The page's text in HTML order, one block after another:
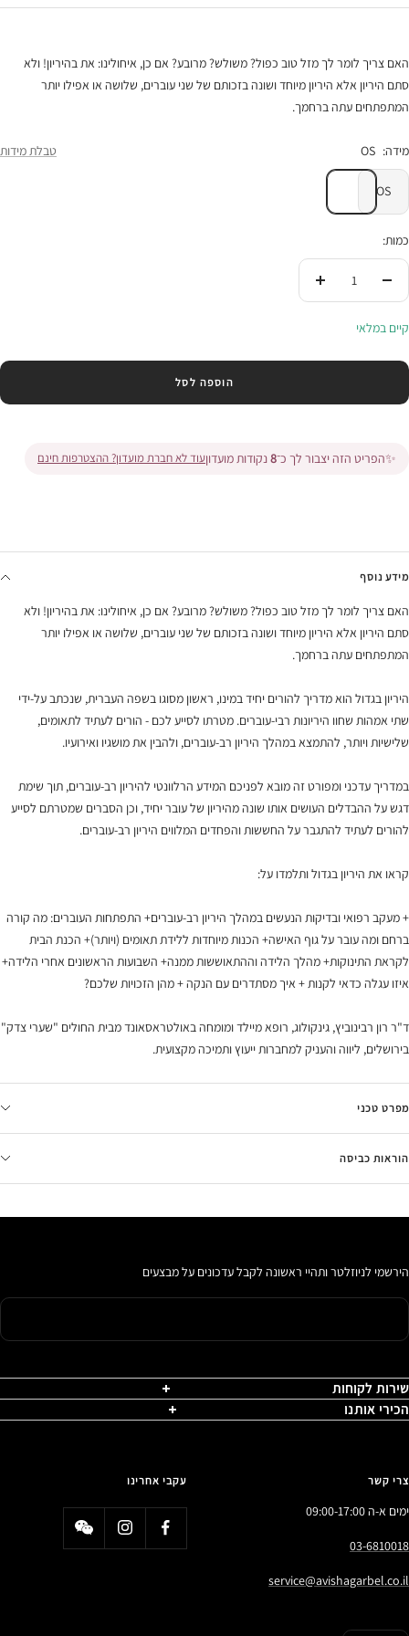
האם צריך לומר לך מזל טוב כפול? משולש? מרובע? אם כן, איחולינו: את בהיריון! ולא
סתם היריון אלא היריון מיוחד ושונה בזכותם של שני עוברים, שלושה או אפילו יותר
המתפתחים עתה ברחמך.
מידה: OS טבלת מידות
OS
כמות:
העלי
קיים במלאי
הוספה לסל
✨הפריט הזה יצבור לך כ־8נקודות מועדוןעוד לא חברת מועדון? ההצטרפות חינם
מידע נוסף
האם צריך לומר לך מזל טוב כפול? משולש? מרובע? אם כן, איחולינו: את בהיריון! ולא
סתם היריון אלא היריון מיוחד ושונה בזכותם של שני עוברים, שלושה או אפילו יותר
המתפתחים עתה ברחמך.
היריון בגדול הוא מדריך להורים יחיד במינו, ראשון מסוגו בשפה העברית, שנכתב על-ידי
שתי אמהות שחוו היריונות רבי-עוברים. מטרתו לסייע לכם - הורים לעתיד לתאומים,
שלישיות ויותר, להתמצא במהלך היריון רב-עוברים, ולהבין את מושגיו ואירועיו.
במדריך עדכני ומפורט זה מובא לפניכם המידע הרלוונטי להיריון רב-עוברים, תוך שימת
דגש על ההבדלים העושים אותו שונה מהיריון של עובר יחיד, וכן הסברים שמטרתם לסייע
להורים לעתיד להתגבר על החששות והפחדים המלווים היריון רב-עוברים.
קראו את היריון בגדול ותלמדו על:
+ מעקב רפואי ובדיקות הנעשים במהלך היריון רב-עוברים+ התפתחות העוברים: מה קורה
ברחם ומה עובר על גוף האישה+ הכנות מיוחדות ללידת תאומים (ויותר)+ הכנת הבית
לקראת התינוקות+ מהלך הלידה וההתאוששות ממנה+ השבועות הראשונים אחרי הלידה+
איזו עגלה כדאי לקנות + איך מסתדרים עם הנקה + מהן הזכויות שלכם?
ד"ר רון רבינוביץ, גינקולוג, רופא מיילד ומומחה באולטראסאונד מבית החולים "שערי צדק"
בירושלים, ליווה והעניק למחברות ייעוץ ותמיכה מקצועית.
מפרט טכני
הוראות כביסה
הירשמי לניוזלטר ותהיי ראשונה לקבל עדכונים על מבצעים
שירות לקוחות
הכירי אותנו
צרי קשר
ימים א-ה 09:00-17:00
03-6810018
service@avishagarbel.co.il
עקבי אחרינו